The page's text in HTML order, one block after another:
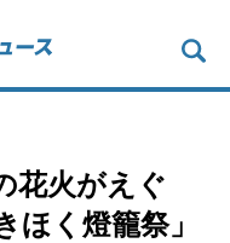
花火がえぐ
く燈籠祭」